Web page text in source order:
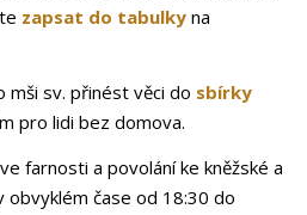
zapsat do tabulky na
mši sv. přinést věci do sbírky
pro lidi bez domova.
farnosti a povolání ke kněžské a
obvyklém čase od 18:30 do